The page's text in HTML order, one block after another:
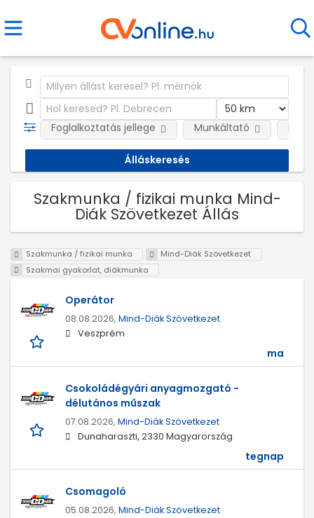
Foglalkoztatás jellege Munkáltató
Szakmunka / fizikai munka Mind-
Diák Szövetkezet Állás
Szakmunka / fizikai munka
Mind-Diák Szövetkezet
Szakmai gyakorlat, diákmunka
Operátor
08.08.2026, Mind-Diák Szövetkezet
Veszprém
ma
Csokoládégyári anyagmozgató -
délutános műszak
07.08.2026, Mind-Diák Szövetkezet
Dunaharaszti, 2330 Magyarország
tegnap
Csomagoló
05.08.2026, Mind-Diák Szövetkezet